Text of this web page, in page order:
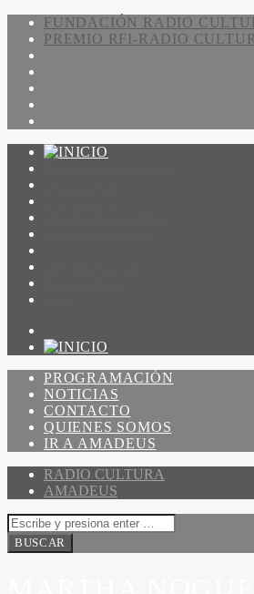
FUNDACIÓN RADIO
PREMIO RFI-RADIO
PROGRAMACIÓN
NOTICIAS
CONTACTO
QUIENES SOMOS
IR A AMADEUS
RADIO CULTURA
AMADEUS